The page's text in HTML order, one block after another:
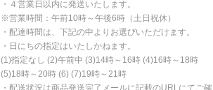
・４営業日以内に発送いたします。
※営業時間：午前10時～午後6時（土日祝休）
・配達時間は、下記の中よりお選びいただけます。
・日にちの指定はいたしかねます。
(1)指定なし (2)午前中 (3)14時～16時 (4)16時～18時
(5)18時～20時 (6) (7)19時～21時
・配送状況は商品発送完了メールに記載のURLにてご確